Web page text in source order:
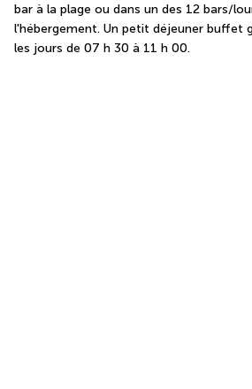
bar à la plage ou dans un des 12 bars/
l'hébergement. Un petit déjeuner buffet
les jours de 07 h 30 à 11 h 00.